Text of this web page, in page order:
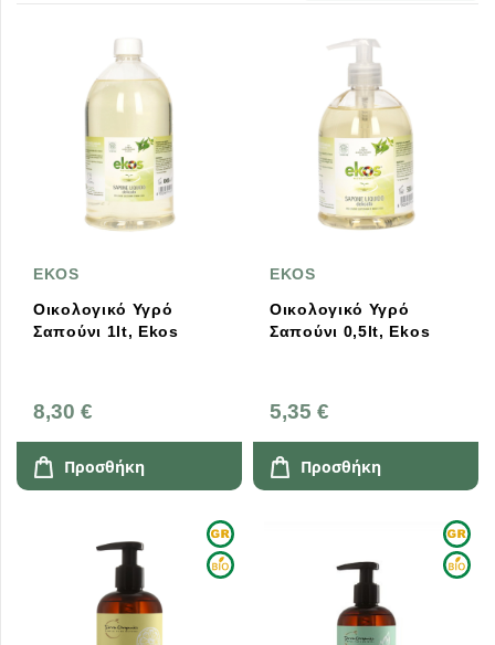
EKOS
Οικολογικό Υγρό
Σαπούνι 1lt, Ekos
8,30 €
Προσθήκη
EKOS
Οικολογικό Υγρό
Σαπούνι 0,5lt, Ekos
5,35 €
Προσθήκη